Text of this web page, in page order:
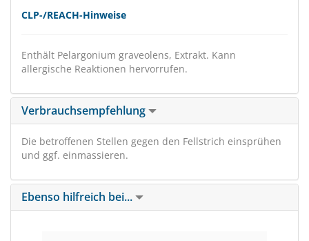
CLP-/REACH-Hinweise
Enthält Pelargonium graveolens, Extrakt. Kann
allergische Reaktionen hervorrufen.
Verbrauchsempfehlung
Die betroffenen Stellen gegen den Fellstrich einsprühen
und ggf. einmassieren.
Ebenso hilfreich bei...